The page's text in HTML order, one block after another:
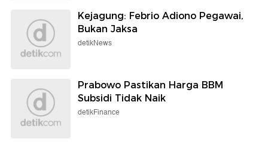
Kejagung: Febrio Adiono Pegawai,
Bukan Jaksa
detikNews
Prabowo Pastikan Harga BBM
Subsidi Tidak Naik
detikFinance